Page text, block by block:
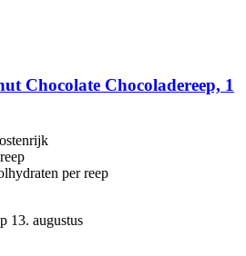
Chocolate Chocoladereep, 1
per reep
13. augustus